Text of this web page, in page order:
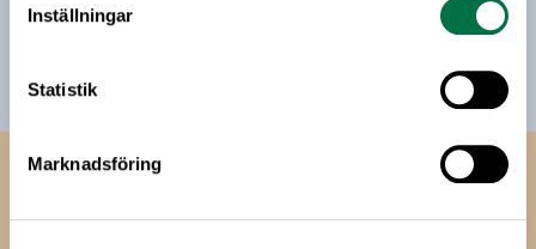
Inställningar
Statistik
Marknadsföring
sälja min personliga information. Jag kan när som helst
Livsmedels­företagen